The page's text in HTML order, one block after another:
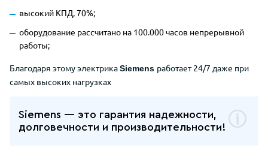
высокий КПД, 70%;
оборудование рассчитано на 100.000 часов непрерывной
работы;
Благодаря этому электрикаSiemens работает 24/7 даже при
самых высоких нагрузках
Siemens — это гарантия надежности,
долговечности и производительности!